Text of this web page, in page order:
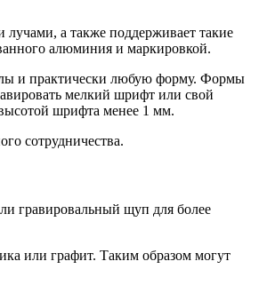
а также поддерживает такие
алюминия и маркировкой.
и практически любую форму. Формы
мелкий шрифт или свой
шрифта менее 1 мм.
сотрудничества.
гравировальный щуп для более
или графит. Таким образом могут